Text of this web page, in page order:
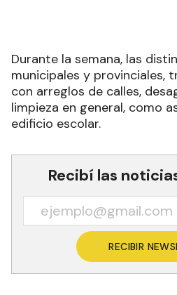
Durante la semana, las
municipales y provinciales,
con arreglos de calles,
limpieza en general, como
edificio escolar.
Recibí las
RECIBIR